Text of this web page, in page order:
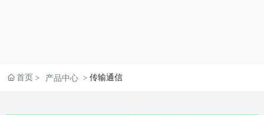
首页 产品中心 传输通信